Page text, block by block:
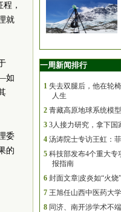
，
就
如
委
的
一周新闻排行
1 失去双腿后，他在轮
人生
2 青藏高原地球系统模
3 3人接力研究，拿下国
4 汤涛院士专访王虹：
5 科技部发布4个重大专
报指南
6 封面文章|皮炎如“火烧
7 王旭任山西中医药大
8 同济、南开涉学术不